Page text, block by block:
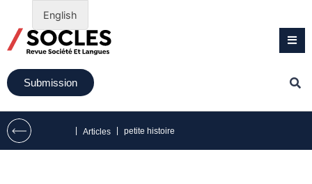
Submission
Articles petite histoire
English